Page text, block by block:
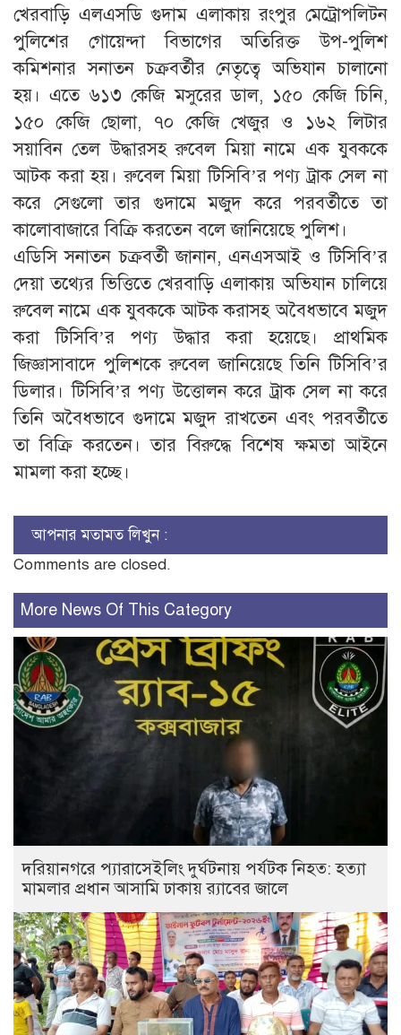
খেরবাড়ি এলএসডি গুদাম এলাকায় রংপুর মেট্রোপলিটন
পুলিশের গোয়েন্দা বিভাগের অতিরিক্ত উপ-পুলিশ
কমিশনার সনাতন চক্রবর্তীর নেতৃত্বে অভিযান চালানো
হয়। এতে ৬১৩ কেজি মসুরের ডাল, ১৫০ কেজি চিনি,
১৫০ কেজি ছোলা, ৭০ কেজি খেজুর ও ১৬২ লিটার
সয়াবিন তেল উদ্ধারসহ রুবেল মিয়া নামে এক যুবককে
আটক করা হয়। রুবেল মিয়া টিসিবি’র পণ্য ট্রাক সেল না
করে সেগুলো তার গুদামে মজুদ করে পরবর্তীতে তা
কালোবাজারে বিক্রি করতেন বলে জানিয়েছে পুলিশ।
এডিসি সনাতন চক্রবর্তী জানান, এনএসআই ও টিসিবি’র
দেয়া তথ্যের ভিত্তিতে খেরবাড়ি এলাকায় অভিযান চালিয়ে
রুবেল নামে এক যুবককে আটক করাসহ অবৈধভাবে মজুদ
করা টিসিবি’র পণ্য উদ্ধার করা হয়েছে। প্রাথমিক
জিজ্ঞাসাবাদে পুলিশকে রুবেল জানিয়েছে তিনি টিসিবি’র
ডিলার। টিসিবি’র পণ্য উত্তোলন করে ট্রাক সেল না করে
তিনি অবৈধভাবে গুদামে মজুদ রাখতেন এবং পরবর্তীতে
তা বিক্রি করতেন। তার বিরুদ্ধে বিশেষ ক্ষমতা আইনে
মামলা করা হচ্ছে।
আপনার মতামত লিখুন :
Comments are closed.
More News Of This Category
দরিয়ানগরে প্যারাসেইলিং দুর্ঘটনায় পর্যটক নিহত: হত্যা
মামলার প্রধান আসামি ঢাকায় র‌্যাবের জালে